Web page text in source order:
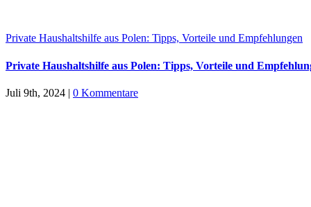
Private Haushaltshilfe aus Polen: Tipps, Vorteile und Empfehlungen
Private Haushaltshilfe aus Polen: Tipps, Vorteile und
Juli 9th, 2024 | 0 Kommentare